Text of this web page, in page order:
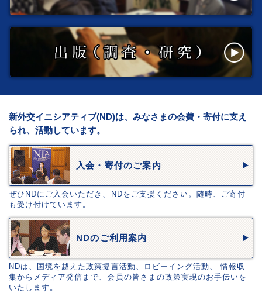
新外交イニシアティブ(ND)は、みなさまの会費・寄付に支え
られ、活動しています。
入会・寄付のご案内
ぜひNDにご入会いただき、NDをご支援ください。随時、ご寄付
も受け付けています。
NDのご利用案内
NDは、国境を越えた政策提言活動、ロビーイング活動、 情報収
集からメディア発信まで、会員の皆さまの政策実現のお手伝いを
いたします。